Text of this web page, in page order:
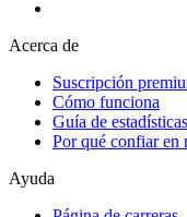
Acerca de
Suscripción
Cómo funciona
Guía de estadísticas
Por qué confiar en
Ayuda